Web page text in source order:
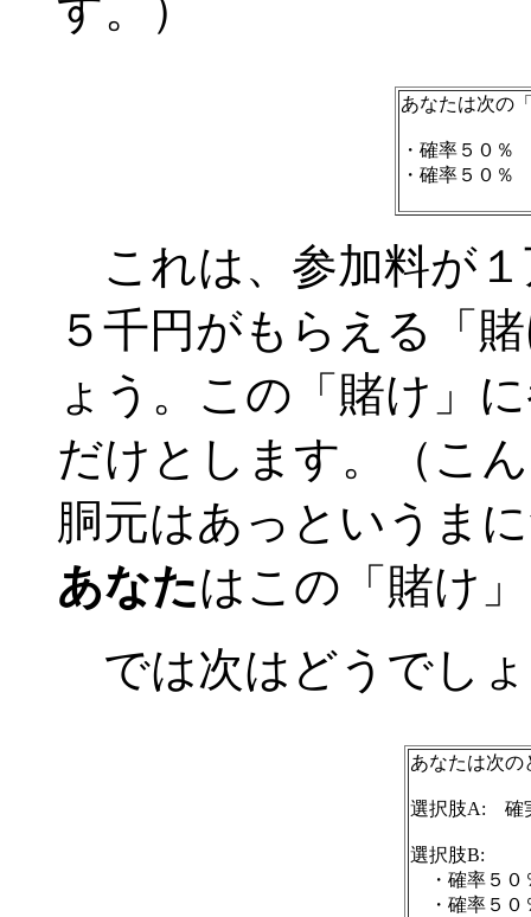
す。）
あなたは次の
・確率５０
・確率５０
これは、参加料が１
５千円がもらえる「
ょう。この「賭け」
だけとします。（こ
胴元はあっというま
あなたはこの「賭け
では次はどうでし
あなたは次の
選択肢A: 確
選択肢B:
・確率５
・確率５